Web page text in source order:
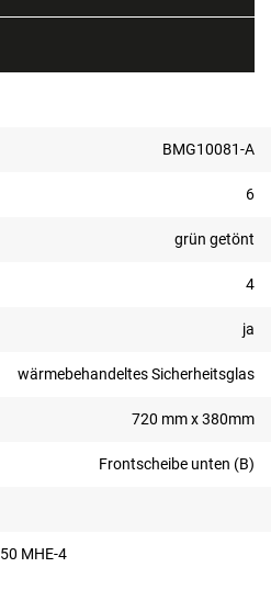
BMG10081-A
6
grün getönt
4
ja
wärmebehandeltes Sicherheitsglas
720 mm x 380mm
Frontscheibe unten (B)
MHE-4